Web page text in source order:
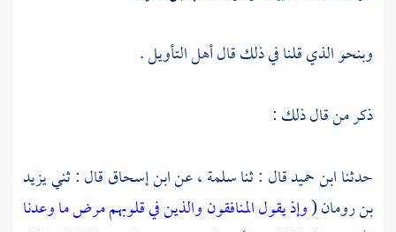
وبنحو الذي قلنا في ذلك قال أهل التأويل .
ذكر من قال ذلك :
حدثناابن حميدقال : ثناسلمة ،عنابن إسحاققال : ثنييزيد
بن رومان(وإذ يقول المنافقون والذين في قلوبهم مرض ما وعدنا